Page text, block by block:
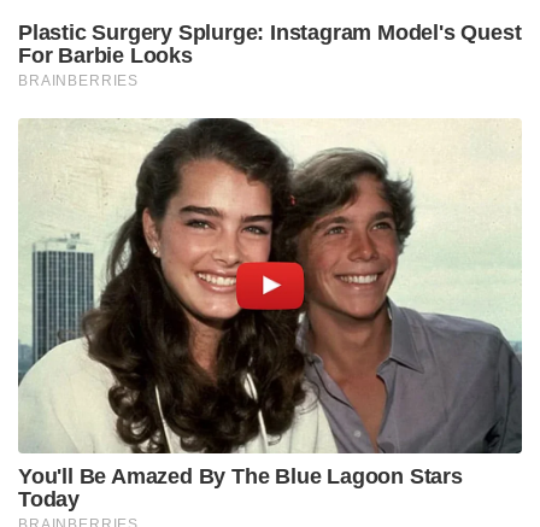
Plastic Surgery Splurge: Instagram Model's Quest
For Barbie Looks
BRAINBERRIES
You'll Be Amazed By The Blue Lagoon Stars
Today